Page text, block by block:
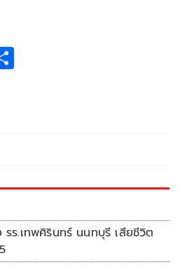
ร.เทพศิรินทร์ นนทบุรี เสียชีวิต